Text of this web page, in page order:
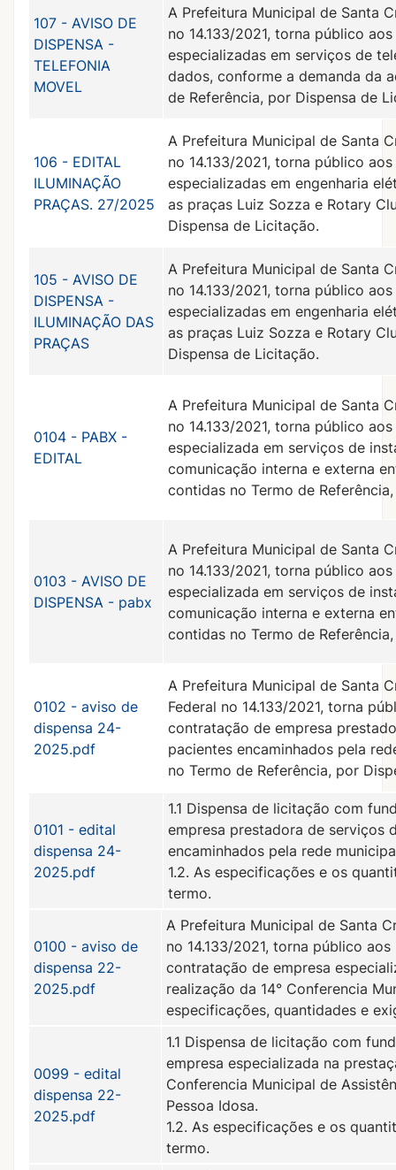
107 - AVISO DE
DISPENSA -
TELEFONIA
MOVEL
A Prefeitura Municipal de Santa
no 14.133/2021, torna público
especializadas em serviços de
dados, conforme a demanda da
de Referência, por Dispensa de
106 - EDITAL
ILUMINAÇÃO
PRAÇAS. 27/2025
A Prefeitura Municipal de Santa
no 14.133/2021, torna público
especializadas em engenharia
as praças Luiz Sozza e Rotary
Dispensa de Licitação.
105 - AVISO DE
DISPENSA -
ILUMINAÇÃO DAS
PRAÇAS
A Prefeitura Municipal de Santa
no 14.133/2021, torna público
especializadas em engenharia
as praças Luiz Sozza e Rotary
Dispensa de Licitação.
0104 - PABX -
EDITAL
A Prefeitura Municipal de Santa
no 14.133/2021, torna público
especializada em serviços de
comunicação interna e externa
contidas no Termo de
0103 - AVISO DE
DISPENSA - pabx
A Prefeitura Municipal de Santa
no 14.133/2021, torna público
especializada em serviços de
comunicação interna e externa
contidas no Termo de
0102 - aviso de
dispensa 24-
2025.pdf
A Prefeitura Municipal de Santa
Federal no 14.133/2021, torna
contratação de empresa
pacientes encaminhados pela
no Termo de Referência, por
0101 - edital
dispensa 24-
2025.pdf
1.1 Dispensa de licitação com
empresa prestadora de serviços
encaminhados pela rede
1.2. As especificações e os
termo.
0100 - aviso de
dispensa 22-
2025.pdf
A Prefeitura Municipal de Santa
no 14.133/2021, torna público
contratação de empresa
realização da 14° Conferencia
especificações, quantidades e
0099 - edital
dispensa 22-
2025.pdf
1.1 Dispensa de licitação com
empresa especializada na
Conferencia Municipal de
Pessoa Idosa.
1.2. As especificações e os
termo.